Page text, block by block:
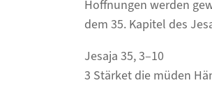
Hoffnungen werden
dem 35. Kapitel des
Jesaja 35, 3–10
3 Stärket die müden